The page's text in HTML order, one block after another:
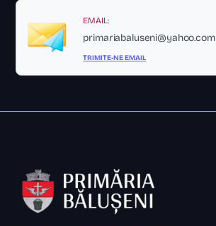
EMAIL:
primariabaluseni@yahoo.com
TRIMITE-NE EMAIL